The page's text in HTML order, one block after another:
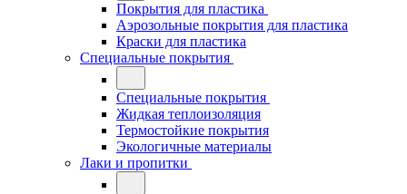
Покрытия для пластика
Аэрозольные покрытия для пластика
Краски для пластика
Специальные покрытия
Специальные покрытия
Жидкая теплоизоляция
Термостойкие покрытия
Экологичные материалы
Лаки и пропитки